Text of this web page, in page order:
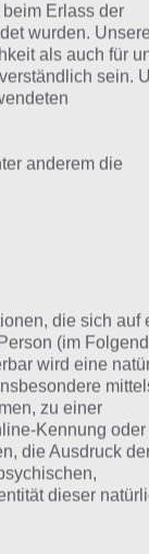
hat
von Wo
auf einem
Dabei
wer am
10 Runden
auch der
Erlass der
wurden. Unsere
als auch für
sein.
anderem die
die sich auf
(im
wird eine
zu einer
Kennung oder
die Ausdruck
dieser